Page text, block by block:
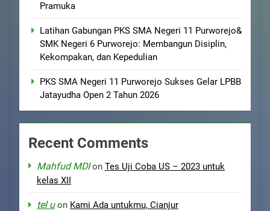
Pramuka
Latihan Gabungan PKS SMA Negeri 11 Purworejo&
SMK Negeri 6 Purworejo: Membangun Disiplin,
Kekompakan, dan Kepedulian
PKS SMA Negeri 11 Purworejo Sukses Gelar LPBB
Jatayudha Open 2 Tahun 2026
Recent Comments
Mahfud MDIon Tes Uji Coba US – 2023 untuk
kelas XII
tel uon Kami Ada untukmu, Cianjur